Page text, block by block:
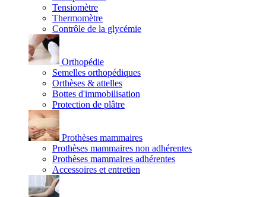
Tensiomètre
Thermomètre
Contrôle de la glycémie
Orthopédie
Semelles orthopédiques
Orthèses & attelles
Bottes d'immobilisation
Protection de plâtre
Prothèses mammaires
Prothèses mammaires non adhérentes
Prothèses mammaires adhérentes
Accessoires et entretien